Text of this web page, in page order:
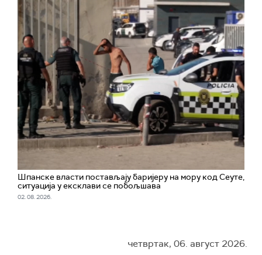
Шпанске власти постављају баријеру на мору код Сеуте,
ситуација у ексклави се побољшава
02. 08. 2026.
четвртак, 06. август 2026.